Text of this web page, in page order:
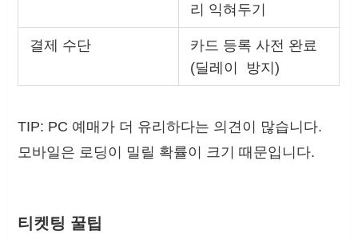
리 익혀두기
결제 수단
카드 등록 사전 완료
(딜레이 방지)
TIP: PC 예매가 더 유리하다는 의견이 많습니다.
모바일은 로딩이 밀릴 확률이 크기 때문입니다.
티켓팅 꿀팁